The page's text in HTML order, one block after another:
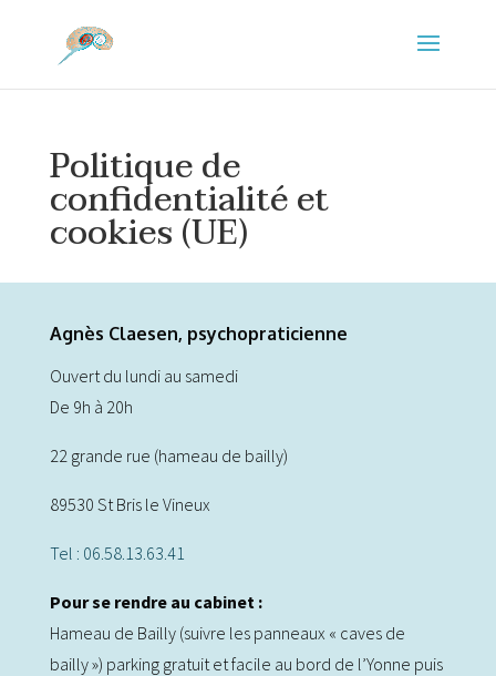
Politique de
confidentialité et
cookies (UE)
Agnès Claesen, psychopraticienne
Ouvert du lundi au samedi
De 9h à 20h
22 grande rue (hameau de bailly)
89530 St Bris le Vineux
Tel : 06.58.13.63.41
Pour se rendre au cabinet :
Hameau de Bailly (suivre les panneaux « caves de
bailly ») parking gratuit et facile au bord de l’Yonne puis